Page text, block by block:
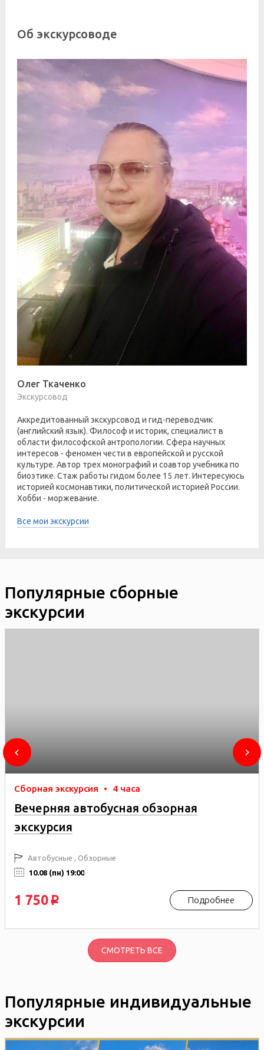
Об экскурсоводе
Олег Ткаченко
Экскурсовод
Аккредитованный экскурсовод и гид-переводчик
(английский язык). Философ и историк, специалист в
области философской антропологии. Сфера научных
интересов - феномен чести в европейской и русской
культуре. Автор трех монографий и соавтор учебника по
биоэтике. Стаж работы гидом более 15 лет. Интересуюсь
историей космонавтики, политической историей России.
Хобби - моржевание.
Все мои экскурсии
Популярные сборные
экскурсии
Сборная экскурсия • 4 часа
Вечерняя автобусная обзорная
экскурсия
Автобусные , Обзорные
10.08 (пн) 19:00
1 750 p Подробнее
СМОТРЕТЬ ВСЕ
Популярные индивидуальные
экскурсии